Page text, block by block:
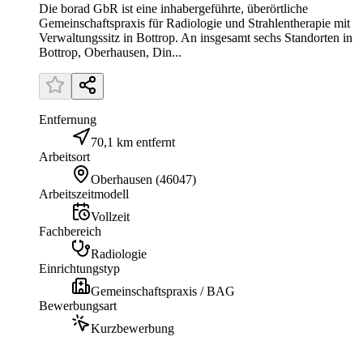
Die borad GbR ist eine inhabergeführte, überörtliche
Gemeinschaftspraxis für Radiologie und Strahlentherapie mit
Verwaltungssitz in Bottrop. An insgesamt sechs Standorten in
Bottrop, Oberhausen, Din...
Entfernung
70,1 km entfernt
Arbeitsort
Oberhausen (46047)
Arbeitszeitmodell
Vollzeit
Fachbereich
Radiologie
Einrichtungstyp
Gemeinschaftspraxis / BAG
Bewerbungsart
Kurzbewerbung